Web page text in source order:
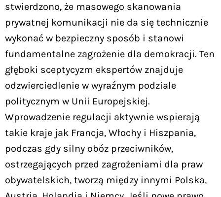
stwierdzono, że masowego skanowania
prywatnej komunikacji nie da się technicznie
wykonać w bezpieczny sposób i stanowi
fundamentalne zagrożenie dla demokracji. Ten
głęboki sceptycyzm ekspertów znajduje
odzwierciedlenie w wyraźnym podziale
politycznym w Unii Europejskiej.
Wprowadzenie regulacji aktywnie wspierają
takie kraje jak Francja, Włochy i Hiszpania,
podczas gdy silny obóz przeciwników,
ostrzegających przed zagrożeniami dla praw
obywatelskich, tworzą między innymi Polska,